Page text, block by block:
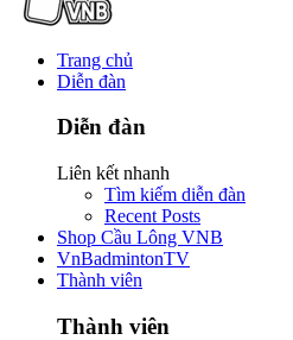
Trang chủ
Diễn đàn
Diễn đàn
Liên kết nhanh
Tìm kiếm diễn đàn
Recent Posts
Shop Cầu Lông VNB
VnBadmintonTV
Thành viên
Thành viên